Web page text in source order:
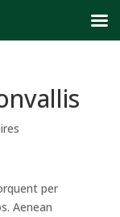
per
Aenean